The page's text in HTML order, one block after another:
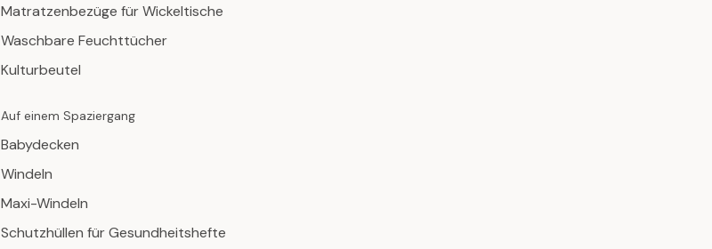
Matratzenbezüge für Wickeltische
Waschbare Feuchttücher
Kulturbeutel
Auf einem Spaziergang
Babydecken
Windeln
Maxi-Windeln
Schutzhüllen für Gesundheitshefte